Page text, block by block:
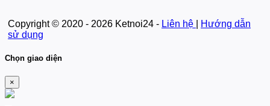
Copyright © 2020 - 2026 Ketnoi24 - Liên hệ
Hướng dẫn
sử dụng
Chọn giao diện
×